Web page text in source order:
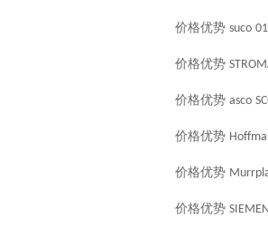
价格优势 suco
价格优势
价格优势 asco
价格优势
价格优势
价格优势